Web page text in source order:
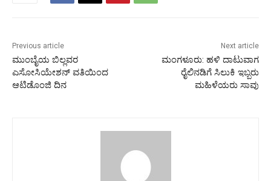
Previous article
ಮುಂಬೈಯ ಬಿಲ್ಲವರ
ಎಸೋಸಿಯೇಶನ್ ವತಿಯಿಂದ
ಆಟಿಡೊಂಜಿ ದಿನ
Next article
ಮಂಗಳೂರು: ಹಳಿ ದಾಟುವಾಗ
ರೈಲಿನಡಿಗೆ ಸಿಲುಕಿ ಇಬ್ಬರು
ಮಹಿಳೆಯರು ಸಾವು